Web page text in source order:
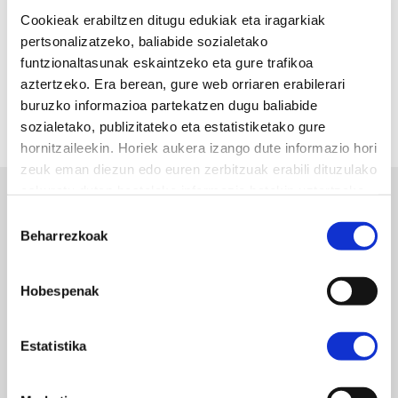
Cookieak erabiltzen ditugu edukiak eta iragarkiak
pertsonalizatzeko, baliabide sozialetako
funtzionaltasunak eskaintzeko eta gure trafikoa
aztertzeko. Era berean, gure web orriaren erabilerari
buruzko informazioa partekatzen dugu baliabide
sozialetako, publizitateko eta estatistiketako gure
hornitzaileekin. Horiek aukera izango dute informazio hori
zeuk eman diezun edo euren zerbitzuak erabili dituzulako
hautatzea
Beharrezkoak
Hobespenak
Estatistika
PRENTSA ARETOA
Bilbao Bizkaia Museoak
Euskararen Kalitate